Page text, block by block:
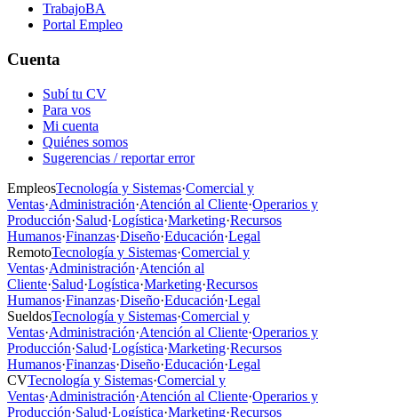
TrabajoBA
Portal Empleo
Cuenta
Subí tu CV
Para vos
Mi cuenta
Quiénes somos
Sugerencias / reportar error
EmpleosTecnología y Sistemas·Comercial y
Ventas·Administración·Atención al Cliente·Operarios y
Producción·Salud·Logística·Marketing·Recursos
Humanos·Finanzas·Diseño·Educación·Legal
RemotoTecnología y Sistemas·Comercial y
Ventas·Administración·Atención al
Cliente·Salud·Logística·Marketing·Recursos
Humanos·Finanzas·Diseño·Educación·Legal
SueldosTecnología y Sistemas·Comercial y
Ventas·Administración·Atención al Cliente·Operarios y
Producción·Salud·Logística·Marketing·Recursos
Humanos·Finanzas·Diseño·Educación·Legal
CVTecnología y Sistemas·Comercial y
Ventas·Administración·Atención al Cliente·Operarios y
Producción·Salud·Logística·Marketing·Recursos